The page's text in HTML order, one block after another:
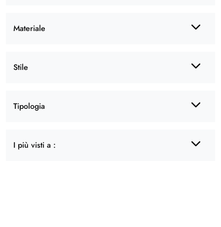
Materiale
Stile
Tipologia
I più visti a :